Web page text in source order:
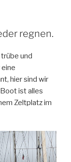
regnen.
und
hier sind wir
ist alles
Zeltplatz im